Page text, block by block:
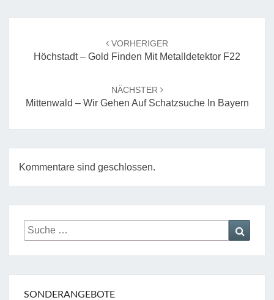
VORHERIGER
Höchstadt – Gold Finden Mit Metalldetektor F22
NÄCHSTER
Mittenwald – Wir Gehen Auf Schatzsuche In Bayern
Kommentare sind geschlossen.
Suche
nach:
SONDERANGEBOTE